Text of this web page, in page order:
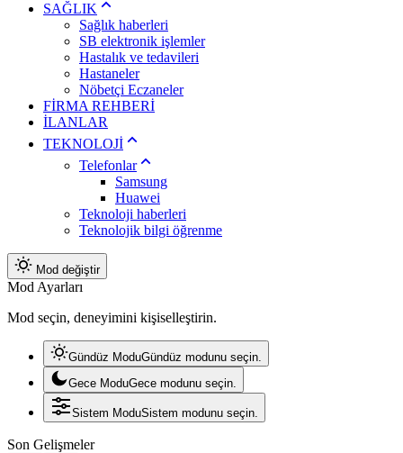
SAĞLIK
Sağlık haberleri
SB elektronik işlemler
Hastalık ve tedavileri
Hastaneler
Nöbetçi Eczaneler
FİRMA REHBERİ
İLANLAR
TEKNOLOJİ
Telefonlar
Samsung
Huawei
Teknoloji haberleri
Teknolojik bilgi öğrenme
Mod değiştir
Mod Ayarları
Mod seçin, deneyimini kişiselleştirin.
Gündüz ModuGündüz modunu seçin.
Gece ModuGece modunu seçin.
Sistem ModuSistem modunu seçin.
Son Gelişmeler